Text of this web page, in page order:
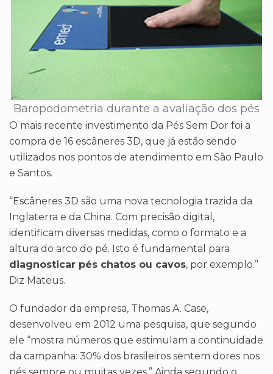
Baropodometria durante a avaliação dos pés
O mais recente investimento da Pés Sem Dor foi a
compra de 16 escâneres 3D, que já estão sendo
utilizados nos pontos de atendimento em São Paulo
e Santos.
“Escâneres 3D são uma nova tecnologia trazida da
Inglaterra e da China. Com precisão digital,
identificam diversas medidas, como o formato e a
altura do arco do pé. Isto é fundamental para
diagnosticar pés chatos ou cavos, por exemplo.”
Diz Mateus.
O fundador da empresa, Thomas A. Case,
desenvolveu em 2012 uma pesquisa, que segundo
ele “mostra números que estimulam a continuidade
da campanha: 30% dos brasileiros sentem dores nos